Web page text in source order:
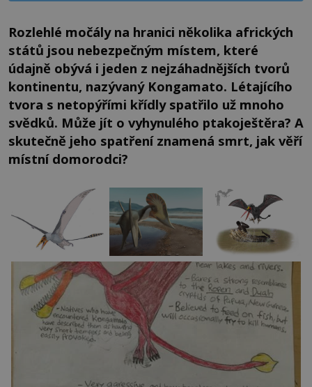
Rozlehlé močály na hranici několika afrických
států jsou nebezpečným místem, které
údajně obývá i jeden z nejzáhadnějších tvorů
kontinentu, nazývaný Kongamato. Létajícího
tvora s netopýřími křídly spatřilo už mnoho
svědků. Může jít o vyhynulého ptakoještěra? A
skutečně jeho spatření znamená smrt, jak věří
místní domorodci?